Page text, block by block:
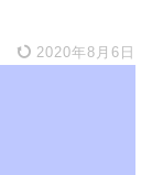
2020年8月6日